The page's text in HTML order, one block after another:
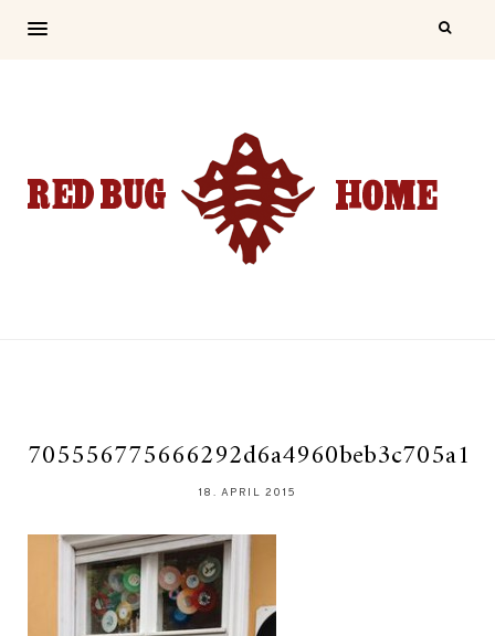
705556775666292d6a4960beb3c705a1
18. APRIL 2015